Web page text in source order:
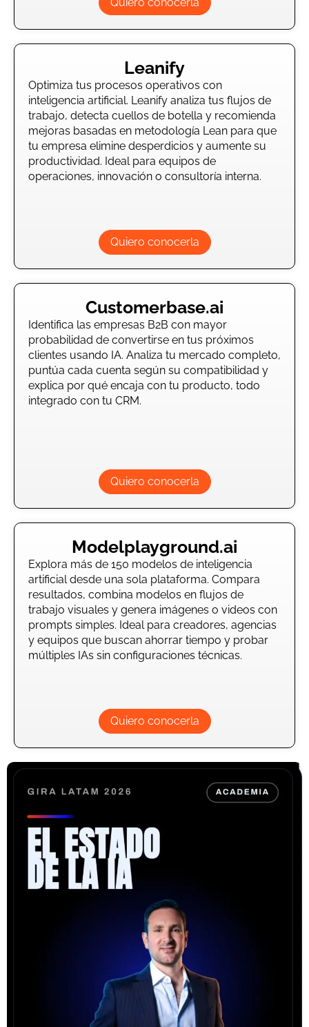
Leanify
Optimiza tus procesos operativos con
inteligencia artificial. Leanify analiza tus flujos de
trabajo, detecta cuellos de botella y recomienda
mejoras basadas en metodología Lean para que
tu empresa elimine desperdicios y aumente su
productividad. Ideal para equipos de
operaciones, innovación o consultoría interna.
Quiero conocerla
Customerbase.ai
Identifica las empresas B2B con mayor
probabilidad de convertirse en tus próximos
clientes usando IA. Analiza tu mercado completo,
puntúa cada cuenta según su compatibilidad y
explica por qué encaja con tu producto, todo
integrado con tu CRM.
Quiero conocerla
Modelplayground.ai
Explora más de 150 modelos de inteligencia
artificial desde una sola plataforma. Compara
resultados, combina modelos en flujos de
trabajo visuales y genera imágenes o videos con
prompts simples. Ideal para creadores, agencias
y equipos que buscan ahorrar tiempo y probar
múltiples IAs sin configuraciones técnicas.
Quiero conocerla